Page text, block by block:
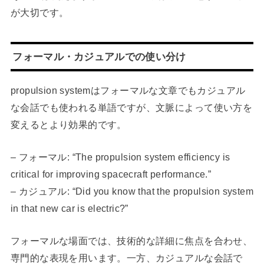
が大切です。
フォーマル・カジュアルでの使い分け
propulsion systemはフォーマルな文章でもカジュアル
な会話でも使われる単語ですが、文脈によって使い方を
変えるとより効果的です。
– フォーマル: “The propulsion system efficiency is
critical for improving spacecraft performance.”
– カジュアル: “Did you know that the propulsion system
in that new car is electric?”
フォーマルな場面では、技術的な詳細に焦点を合わせ、
専門的な表現を用います。一方、カジュアルな会話で